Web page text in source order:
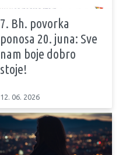
7. Bh. povorka
ponosa 20. juna: Sve
nam boje dobro
stoje!
12. 06. 2026